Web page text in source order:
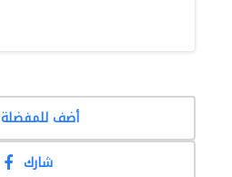
أضف للمفضلة
شارك